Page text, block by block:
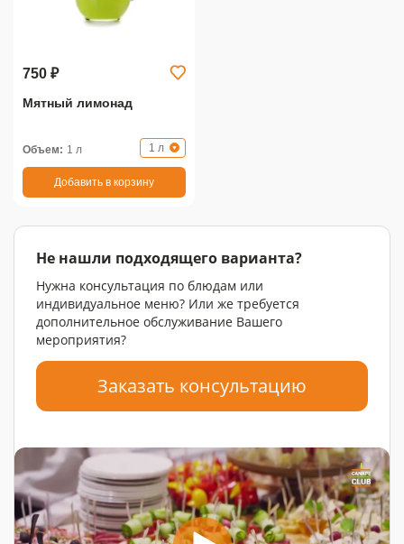
750 ₽
Мятный лимонад
Объем: 1 л 1 л
Добавить в корзину
Не нашли подходящего варианта?
Нужна консультация по блюдам или
индивидуальное меню? Или же требуется
дополнительное обслуживание Вашего
мероприятия?
Заказать консультацию